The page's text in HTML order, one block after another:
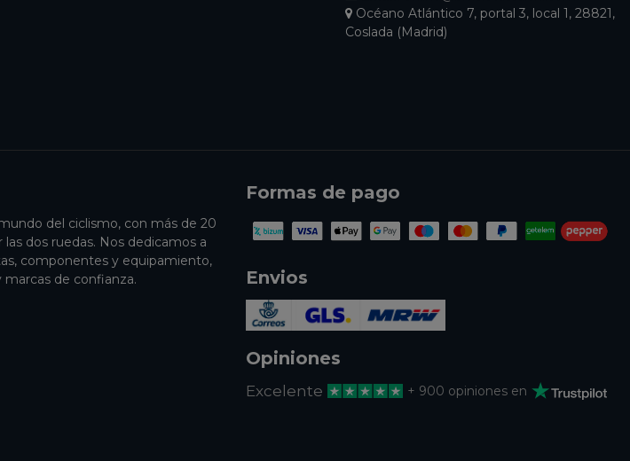
Océano Atlántico 7, portal 3, local 1, 28821,
Coslada (Madrid)
del ciclismo, con más de 20
dos ruedas. Nos dedicamos a
componentes y equipamiento,
de confianza.
Formas de pago
Envios
Opiniones
Excelente + 900 opiniones en